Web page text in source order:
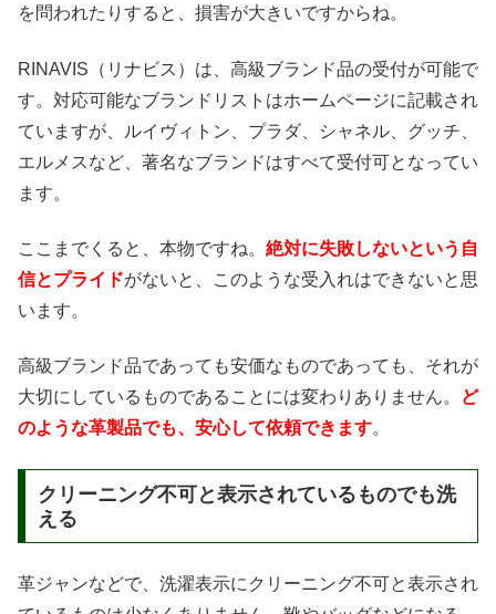
を問われたりすると、損害が大きいですからね。
RINAVIS（リナビス）は、高級ブランド品の受付が可能で
す。対応可能なブランドリストはホームページに記載され
ていますが、ルイヴィトン、プラダ、シャネル、グッチ、
エルメスなど、著名なブランドはすべて受付可となってい
ます。
ここまでくると、本物ですね。 絶対に失敗しないという自
信とプライドがないと、このような受入れはできないと思
います。
高級ブランド品であっても安価なものであっても、それが
大切にしているものであることには変わりありません。
ど
のような革製品でも、安心して依頼できます。
クリーニング不可と表示されているものでも洗
える
革ジャンなどで、洗濯表示にクリーニング不可と表示され